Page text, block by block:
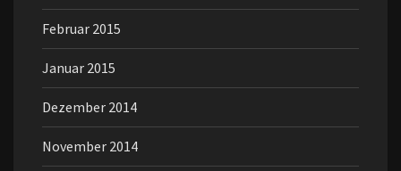
Februar 2015
Januar 2015
Dezember 2014
November 2014